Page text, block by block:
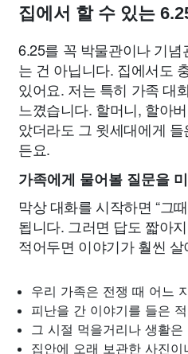
집에서 할 수 있는
6.25를 꼭 박물관이나 기
는 건 아닙니다. 집에서도
있어요. 저는 특히 가족 대
느꼈습니다. 할머니, 할아
았더라도 그 윗세대에게
든요.
가족에게 물어볼 질문을 미
막상 대화를 시작하면 “그
됩니다. 그러면 답도 짧아
적어두면 이야기가 훨씬
우리 가족은 전쟁 때 어느
피난을 간 이야기를 들은
그 시절 먹을거리나 생활
집안에 오래 보관한 사진